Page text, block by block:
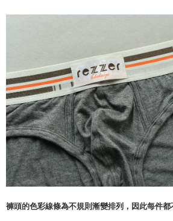
褲頭的色彩線條為不規則漸變排列，因此每件都